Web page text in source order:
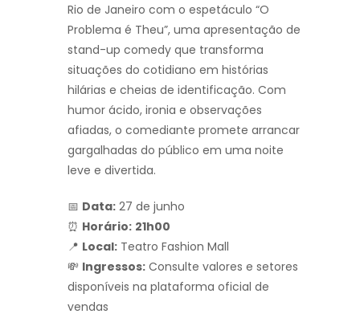
Rio de Janeiro com o espetáculo “O
Problema é Theu”, uma apresentação de
stand-up comedy que transforma
situações do cotidiano em histórias
hilárias e cheias de identificação. Com
humor ácido, ironia e observações
afiadas, o comediante promete arrancar
gargalhadas do público em uma noite
leve e divertida.
📅 Data: 27 de junho
⏰ Horário: 21h00
📍 Local: Teatro Fashion Mall
💸 Ingressos: Consulte valores e setores
disponíveis na plataforma oficial de
vendas